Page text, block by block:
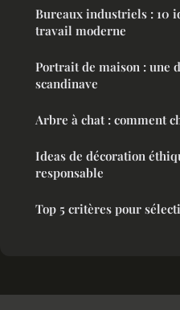
Bureaux industriels : 10
travail moderne
Portrait de maison : une
scandinave
Arbre à chat : comment
Ideas de décoration
responsable
Top 5 critères pour